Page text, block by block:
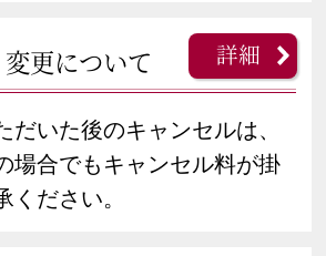
更について
だいた後のキャンセルは、
場合でもキャンセル料が掛
ください。
詳細